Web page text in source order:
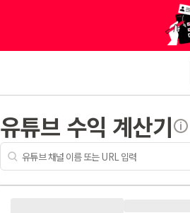
유튜브 수익 계산기